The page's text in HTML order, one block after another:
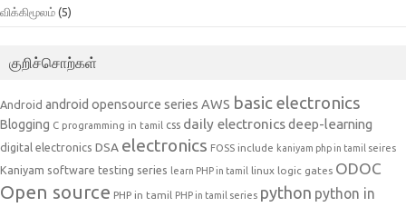
விக்கிமூலம் (5)
குறிச்சொற்கள்
Android android opensource series AWS basic electronics
Blogging C programming in tamil css daily electronicsdeep-learning
digital electronics DSA electronics FOSS include kaniyam php in tamil seires
Kaniyam software testing series learn PHP in tamil linux logic gates ODOC
Open source PHP in tamil PHP in tamil series python python in